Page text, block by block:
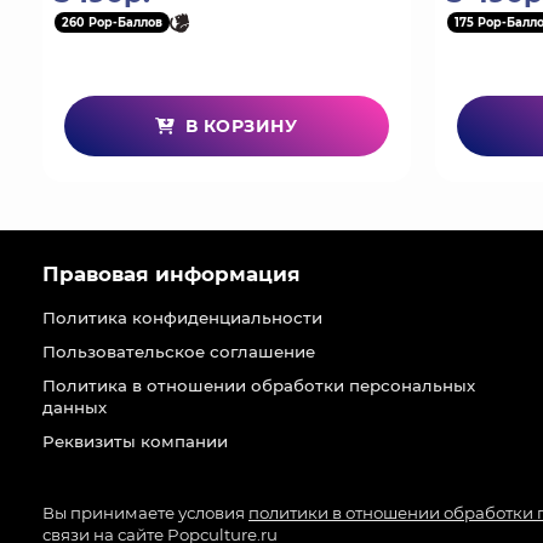
260 Pop-Баллов
В КОРЗИНУ
175 Pop-
Правовая информация
Политика конфиденциальности
Пользовательское соглашение
Политика в отношении обработки персональных
данных
Реквизиты компании
Вы принимаете условия политики в отношении обработки
связи на сайте Popculture.ru